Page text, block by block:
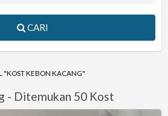
CARI
"KOST KEBON KACANG"
- Ditemukan 50 Kost